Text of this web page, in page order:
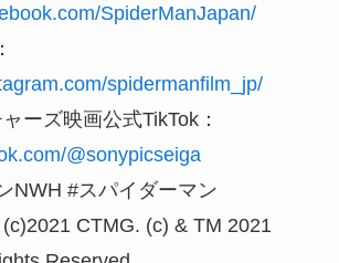
SpiderManJapan/
spidermanfilm_jp/
ーズ映画公式TikTok：
@sonypicseiga
NWH #スパイダーマン
CTMG. (c) & TM 2021